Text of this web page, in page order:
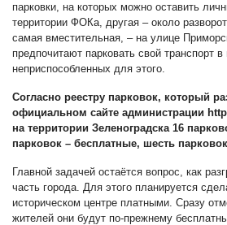
парковки, на которых можно оставить
территории ФОКа, другая – около
самая вместительная, – на улице
предпочитают парковать свой транспорт в
неприспособленных для этого.
Согласно реестру парковок, который
официальном сайте администрации
на территории Зеленоградска 16
парковок – бесплатные, шесть
Главной задачей остаётся вопрос, как
часть города. Для этого планируется
историческом центре платными. Сразу
жителей они будут по-прежнему